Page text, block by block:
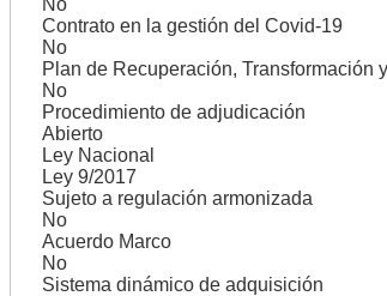
Contrato en la gestión del Covid-19
No
Plan de Recuperación, Transformación
No
Procedimiento de adjudicación
Abierto
Ley Nacional
Ley 9/2017
Sujeto a regulación armonizada
No
Acuerdo Marco
No
Sistema dinámico de adquisición